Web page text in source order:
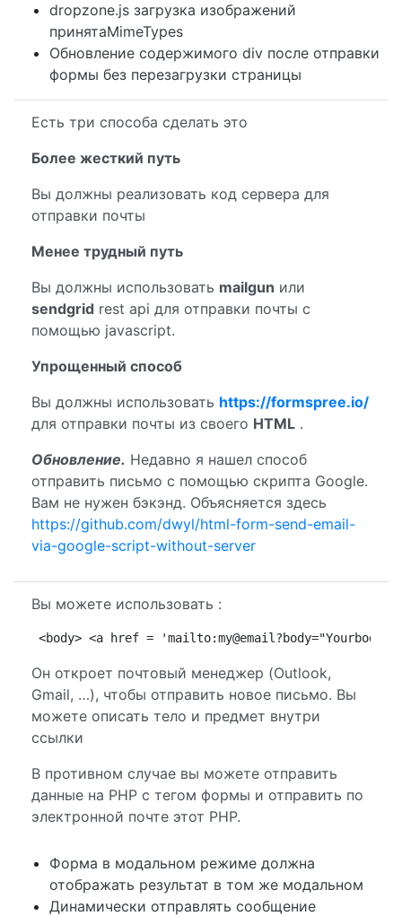
dropzone.js загрузка изображений
принятаMimeTypes
Обновление содержимого div после отправки
формы без перезагрузки страницы
Есть три способа сделать это
Более жесткий путь
Вы должны реализовать код сервера для
отправки почты
Менее трудный путь
Вы должны использовать mailgun или
sendgrid rest api для отправки почты с
помощью javascript.
Упрощенный способ
Вы должны использовать https://formspree.io/
для отправки почты из своего HTML .
Обновление. Недавно я нашел способ
отправить письмо с помощью скрипта Google.
Вам не нужен бэкэнд. Объясняется здесь
https://github.com/dwyl/html-form-send-email-
via-google-script-without-server
Вы можете использовать :
<body> <a href =
Он откроет почтовый менеджер (Outlook,
Gmail, …), чтобы отправить новое письмо. Вы
можете описать тело и предмет внутри
ссылки
В противном случае вы можете отправить
данные на PHP с тегом формы и отправить по
электронной почте этот PHP.
Форма в модальном режиме должна
отображать результат в том же модальном
Динамически отправлять сообщение